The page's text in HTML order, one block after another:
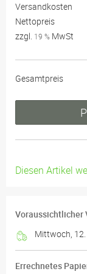
Versandkosten
Nettopreis
zzgl. 19 % MwSt
Gesamtpreis
Diesen Artikel
Voraussichtlicher
Mittwoch,
Errechnetes